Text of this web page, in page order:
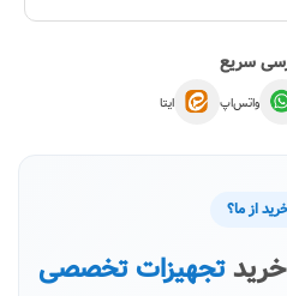
سریع
واتس‌اپ ایتا
از ما؟
تجهیزات تخصصی